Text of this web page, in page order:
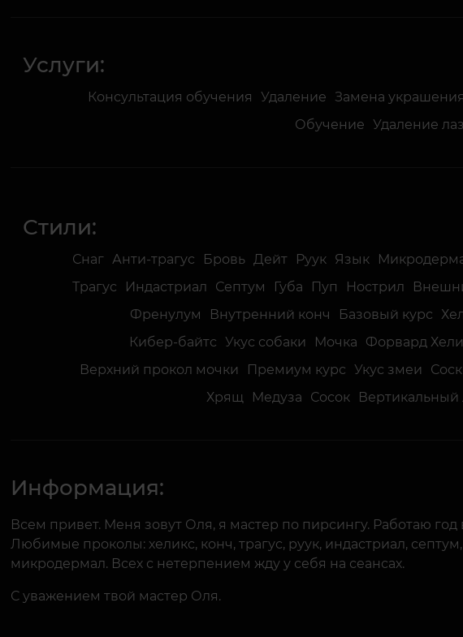
Услуги:
Консультация обучения Удаление Замена украшения
Обучение
Удаление
Стили:
Снаг Анти-трагус Бровь Дейт Руук Язык
Трагус
Индастриал Септум Губа Пуп Нострил
Френулум
Внутренний конч Базовый курс
Кибер-байтс
Укус собаки Мочка Форвард
Верхний прокол мочки
Премиум курс Укус змеи
Хрящ
Медуза Сосок Вертикальный
Информация:
Всем привет. Меня зовут Оля, я мастер по пирсингу. Работаю год
Любимые проколы: хеликс, конч, трагус, руук, индастриал,
микродермал. Всех с нетерпением жду у себя на сеансах.
С уважением твой мастер Оля.